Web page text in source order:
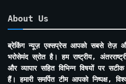
About Us
ब्रेकिंग न्यूज़ एक्सप्रेस आपको सबसे तेज़
भरोसेमंद स्रोत है। हम राष्ट्रीय,
और व्यापार सहित विभिन्न विषयों पर
हैं। हमारी समर्पित टीम आपको निष्पक्ष,